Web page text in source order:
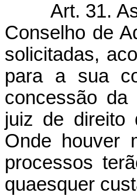
Art. 31.
Conselho de
solicitadas,
para a sua
concessão
juiz de direito
Onde houver
processos
quaesquer